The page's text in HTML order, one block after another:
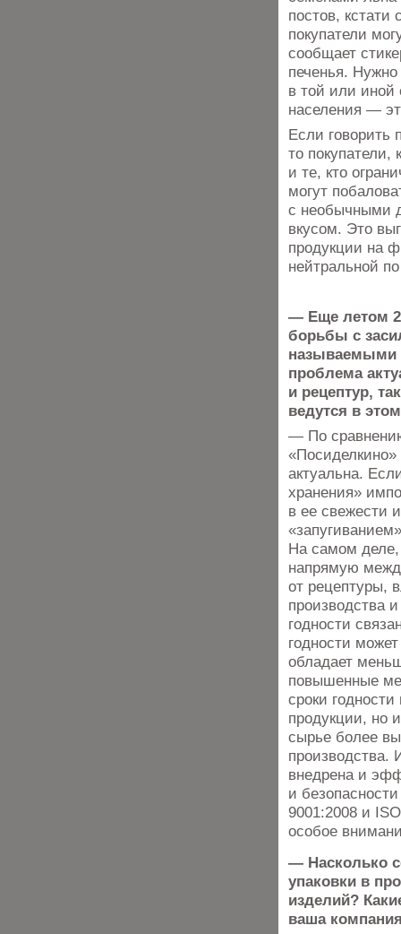
постов, кстати
покупатели
сообщает
печенья.
в той или иной
населения —
Если говорить
то покупатели,
и те, кто
могут
с необычными
вкусом. Это
продукции на
нейтральной по
— Еще летом
борьбы с
называемыми
проблема
и рецептур,
ведутся в
— По
актуальна.
хранения»
в ее свежести
На самом деле,
напрямую
от рецептуры,
производства
годности
годности
обладает
повышенные
сроки
продукции, но
сырье более
производства.
внедрена и
и
9001:2008 и
особое
— Насколько
упаковки в
изделий?
ваша